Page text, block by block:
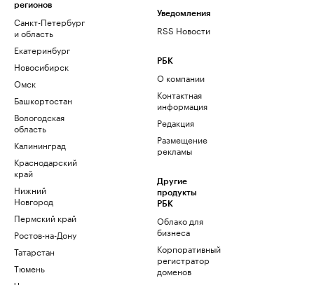
регионов
Санкт-Петербург
и область
Екатеринбург
Новосибирск
Омск
Башкортостан
Вологодская
область
Калининград
Краснодарский
край
Нижний
Новгород
Пермский край
Ростов-на-Дону
Татарстан
Тюмень
Уведомления
RSS Новости
РБК
О компании
Контактная
информация
Редакция
Размещение
рекламы
Другие
продукты
РБК
Облако для
бизнеса
Корпоративный
регистратор
доменов